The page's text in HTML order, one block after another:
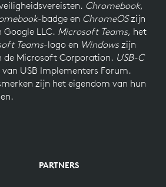
Chromebook,
-badge en ChromeOSzijn
Google LLC. Microsoft Teams, het
Teams-logo en Windowszijn
de Microsoft Corporation. USB-C
USB Implementers Forum.
zijn het eigendom van hun
PARTNERS